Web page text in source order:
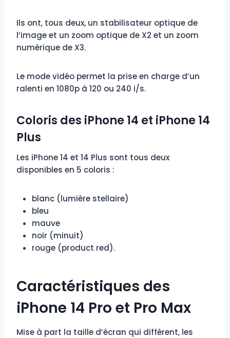
Ils ont, tous deux, un stabilisateur optique de
l’image et un zoom optique de X2 et un zoom
numérique de X3.
Le mode vidéo permet la prise en charge d’un
ralenti en 1080p à 120 ou 240 i/s.
Coloris des iPhone 14 et iPhone 14
Plus
Les iPhone 14 et 14 Plus sont tous deux
disponibles en 5 coloris :
blanc (lumière stellaire)
bleu
mauve
noir (minuit)
rouge (product red).
Caractéristiques des
iPhone 14 Pro et Pro Max
Mise à part la taille d’écran qui diffèrent, les